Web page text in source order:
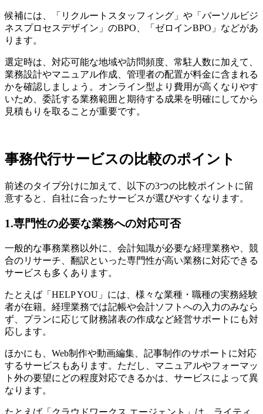
候補には、「リクルートスタッフィング」や「パーソルビジ
ネスプロセスデザイン」のBPO、「ゼロインBPO」などがあ
ります。
選定時は、対応可能な地域や訪問頻度、常駐人数に加えて、
業務設計やマニュアル作成、管理者の配置が料金に含まれる
かを確認しましょう。オンライン型より費用が高くなりやす
いため、委託する業務範囲と期待する成果を明確にしてから
見積もりを取ることが重要です。
事務代行サービスの比較のポイント
前述のタイプ分けに加えて、以下の3つの比較ポイントに留
意すると、自社に合ったサービスが選びやすくなります。
1.専門性の必要な業務への対応可否
一般的な事務業務以外に、会計知識が必要な経理業務や、競
合のリサーチ、翻訳といった専門性が高い業務に対応できる
サービスも多くあります。
たとえば「HELP YOU」には、様々な業種・職種の実務経験
者が在籍。経理業務では記帳や会計ソフトへの入力のみなら
ず、プランに応じて財務諸表の作成など経営サポートにも対
応します。
ほかにも、Web制作や動画編集、記事制作のサポートに対応
するサービスもあります。ただし、マニュアルやフォーマッ
ト外の要望にどの程度対応できるかは、サービスによって異
なります。
たとえば「クラウドワークス エージェント」は、ライティ